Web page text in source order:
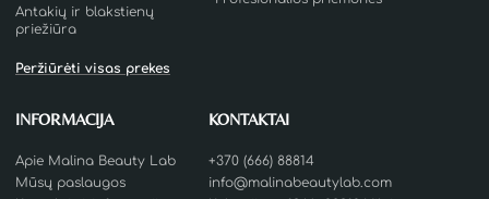
Antakių ir blakstienų
priežiūra
Peržiūrėti visas prekes
INFORMACIJA
Apie Malina Beauty Lab
Mūsų paslaugos
KONTAKTAI
+370 (666) 88814
info@malinabeautylab.com